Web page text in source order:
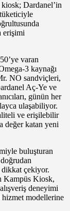
Dardanel’in
erişimi
varan
3 kaynağı
NO sandviçleri,
Aç-Ye ve
günün her
ulaşabiliyor.
ve erişilebilir
değer katan yeni
buluşturan
çekiyor.
Kampüs Kiosk,
deneyimi
hizmet modellerine